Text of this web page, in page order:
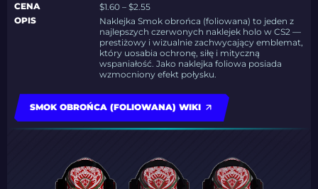
CENA
$1.60 – $2.55
OPIS
Naklejka Smok obrońca (foliowana) to jeden z
najlepszych czerwonych naklejek holo w CS2 —
prestiżowy i wizualnie zachwycający emblemat,
który uosabia ochronę, siłę i mityczną
wspaniałość. Jako naklejka foliowa posiada
wzmocniony efekt połysku.
SMOK OBROŃCA (FOLIOWANA) WIKI